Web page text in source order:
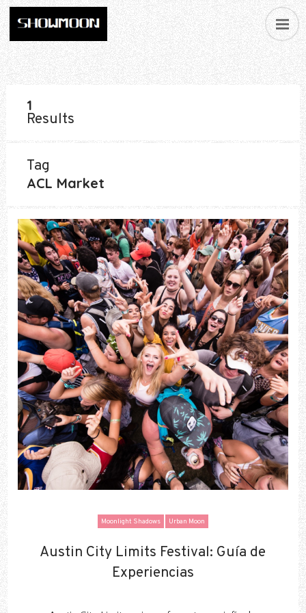
1
Results
Tag
ACL Market
Moonlight Shadows Urban Moon
Austin City Limits Festival: Guía de
Experiencias
Austin City Limits Festival: Guía de
Experiencias